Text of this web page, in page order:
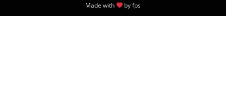
Made with byfps